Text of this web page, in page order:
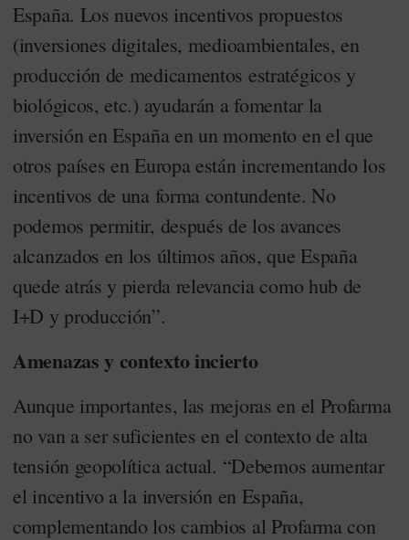
España. Los nuevos incentivos propuestos
(inversiones digitales, medioambientales, en
producción de medicamentos estratégicos y
biológicos, etc.) ayudarán a fomentar la
inversión en España en un momento en el que
otros países en Europa están incrementando los
incentivos de una forma contundente. No
podemos permitir, después de los avances
alcanzados en los últimos años, que España
quede atrás y pierda relevancia como hub de
I+D y producción”.
Amenazas y contexto incierto
Aunque importantes, las mejoras en el Profarma
no van a ser suficientes en el contexto de alta
tensión geopolítica actual. “Debemos aumentar
el incentivo a la inversión en España,
complementando los cambios al Profarma con